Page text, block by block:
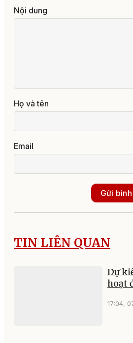
Nội dung
Họ và tên
Email
Gửi
TIN LIÊN QUAN
Dự
hoạt
17:04,